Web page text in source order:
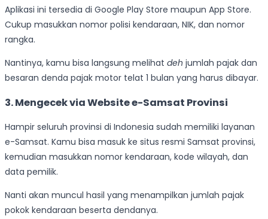
Aplikasi ini tersedia di Google Play Store maupun App Store.
Cukup masukkan nomor polisi kendaraan, NIK, dan nomor
rangka.
Nantinya, kamu bisa langsung melihat deh jumlah pajak dan
besaran denda pajak motor telat 1 bulan yang harus dibayar.
3. Mengecek via Website e-Samsat Provinsi
Hampir seluruh provinsi di Indonesia sudah memiliki layanan
e-Samsat. Kamu bisa masuk ke situs resmi Samsat provinsi,
kemudian masukkan nomor kendaraan, kode wilayah, dan
data pemilik.
Nanti akan muncul hasil yang menampilkan jumlah pajak
pokok kendaraan beserta dendanya.